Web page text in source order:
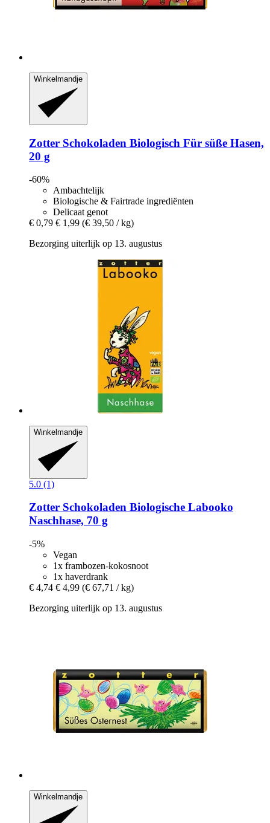
Winkelmandje
Zotter Schokoladen Biologisch Für süße Hasen,
20 g
-60%
Ambachtelijk
Biologische & Fairtrade ingrediënten
Delicaat genot
€ 0,79 € 1,99 (€ 39,50 / kg)
Bezorging uiterlijk op 13. augustus
Winkelmandje
5.0 (1)
Zotter Schokoladen Biologische Labooko
Naschhase, 70 g
-5%
Vegan
1x frambozen-kokosnoot
1x haverdrank
€ 4,74 € 4,99 (€ 67,71 / kg)
Bezorging uiterlijk op 13. augustus
Winkelmandje